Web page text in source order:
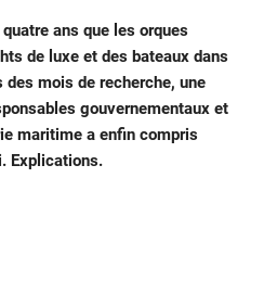
ans que les orques
de luxe et des bateaux dans
des mois de recherche, une
gouvernementaux et
maritime a enfin compris
Explications.